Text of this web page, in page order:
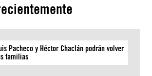
Pacheco y Héctor Chaclán podrán volver
familias